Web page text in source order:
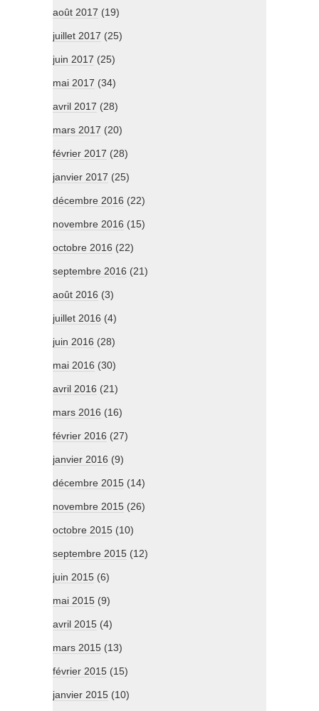
août 2017 (19)
juillet 2017 (25)
juin 2017 (25)
mai 2017 (34)
avril 2017 (28)
mars 2017 (20)
février 2017 (28)
janvier 2017 (25)
décembre 2016 (22)
novembre 2016 (15)
octobre 2016 (22)
septembre 2016 (21)
août 2016 (3)
juillet 2016 (4)
juin 2016 (28)
mai 2016 (30)
avril 2016 (21)
mars 2016 (16)
février 2016 (27)
janvier 2016 (9)
décembre 2015 (14)
novembre 2015 (26)
octobre 2015 (10)
septembre 2015 (12)
juin 2015 (6)
mai 2015 (9)
avril 2015 (4)
mars 2015 (13)
février 2015 (15)
janvier 2015 (10)